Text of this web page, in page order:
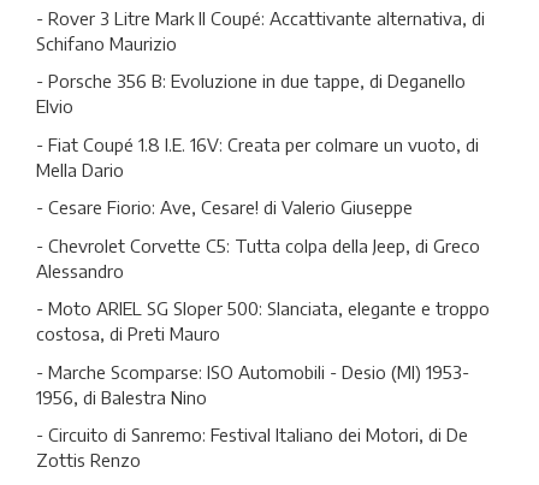
- Rover 3 Litre Mark II Coupé: Accattivante alternativa, di
Schifano Maurizio
- Porsche 356 B: Evoluzione in due tappe, di Deganello
Elvio
- Fiat Coupé 1.8 I.E. 16V: Creata per colmare un vuoto, di
Mella Dario
- Cesare Fiorio: Ave, Cesare! di Valerio Giuseppe
- Chevrolet Corvette C5: Tutta colpa della Jeep, di Greco
Alessandro
- Moto ARIEL SG Sloper 500: Slanciata, elegante e troppo
costosa, di Preti Mauro
- Marche Scomparse: ISO Automobili - Desio (MI) 1953-
1956, di Balestra Nino
- Circuito di Sanremo: Festival Italiano dei Motori, di De
Zottis Renzo